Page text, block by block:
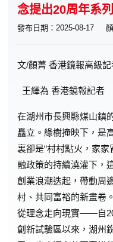
念提出20周年系
發布日期：2025-08-17
文/顏菁 香港鏡報高級記
王繹為 香港鏡報記者
在湖州市長興縣煤山鎮
矗立。綠樹掩映下，是
裏卻是“村村點火，家
融政策的持續澆灌下，
創業浪潮迭起，帶動周
村、共同富裕的新畫卷
從理念走向現實——自
創新試驗區以來，湖州